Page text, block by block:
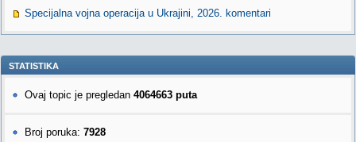
Specijalna vojna operacija u Ukrajini, 2026. komentari
STATISTIKA
Ovaj topic je pregledan 4064663 puta
Broj poruka: 7928